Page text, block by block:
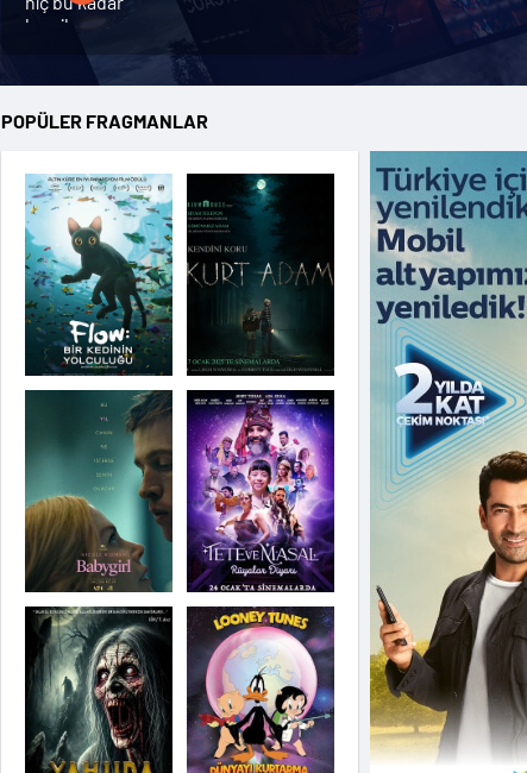
ŞamPİYONlar
Kirpi Sonic 3
Tur Rehberi
Çakallarla Dans 7
Nosferatu
Yumurtalar Firarda
Buz Macerası
POPÜLER FRAGMANLAR